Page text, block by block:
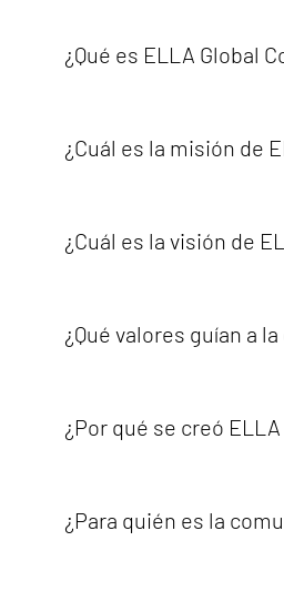
¿Qué es ELLA Global
el mundo.ELLA trabaja
identidad sin miedo.A
¿Cuál es la misión de
innovación.ELLA trabaja
desafíos que enfrentan
¿Cuál es la visión de
aceptación.ELLA cree que
¿Qué valores guían a
valores implican
social.
¿Por qué se creó
voces, necesidades y
iniciativas que empoderen a
¿Para quién es la